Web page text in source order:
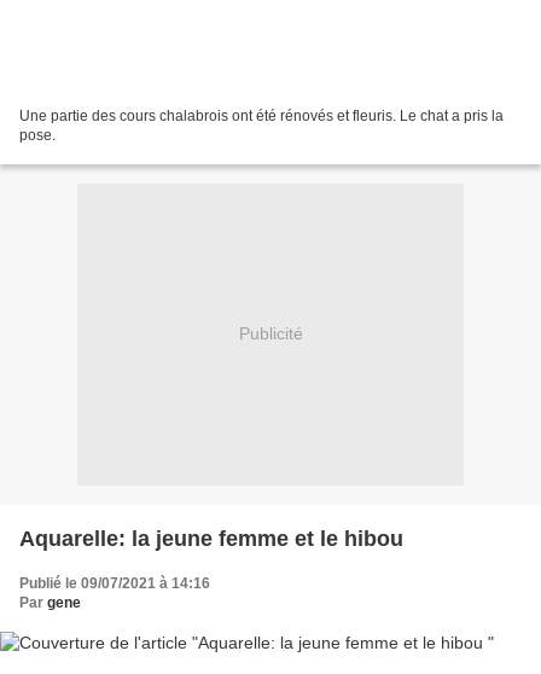
Une partie des cours chalabrois ont été rénovés et fleuris. Le chat a pris la
pose.
Publicité
Aquarelle: la jeune femme et le hibou
Publié le 09/07/2021 à 14:16
Par gene